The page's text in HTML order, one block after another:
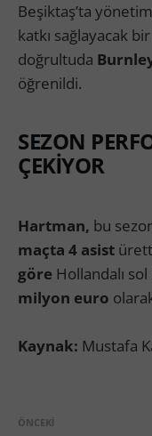
Beşiktaş’ta
katkı sağlayacak
doğrultuda
öğrenildi.
SEZON
ÇEKİYOR
Hartman, bu
maçta 4 asist
göre Hollandalı
milyon euro
Kaynak: Mustafa
ÖNCEKI